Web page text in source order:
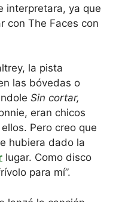
interpretara, ya que
con The Faces con
la pista
las bóvedas o
Sin cortar,
eran chicos
Pero creo que
hubiera dado la
lugar. Como disco
para mí”.